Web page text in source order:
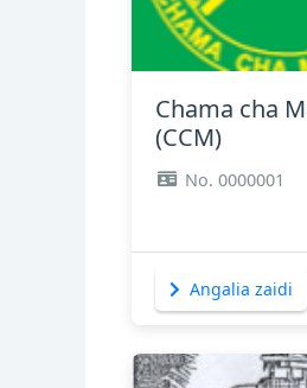
Angalia
Chama cha
(CCM)
No. 0000001
Angalia zaidi